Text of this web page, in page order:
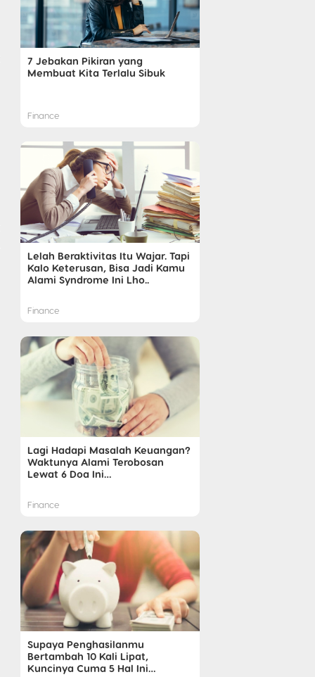
7 Jebakan Pikiran yang
Membuat Kita Terlalu Sibuk
Finance
Lelah Beraktivitas Itu Wajar. Tapi
Kalo Keterusan, Bisa Jadi Kamu
Alami Syndrome Ini Lho..
Finance
Lagi Hadapi Masalah Keuangan?
Waktunya Alami Terobosan
Lewat 6 Doa Ini…
Finance
Supaya Penghasilanmu
Bertambah 10 Kali Lipat,
Kuncinya Cuma 5 Hal Ini…